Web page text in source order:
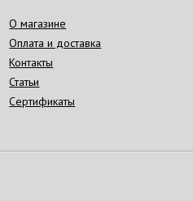
О магазине
Оплата и доставка
Контакты
Статьи
Сертификаты